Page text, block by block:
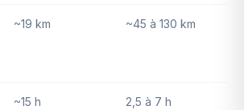
~19 km ~45 à 130 km
~15 h 2,5 à 7 h